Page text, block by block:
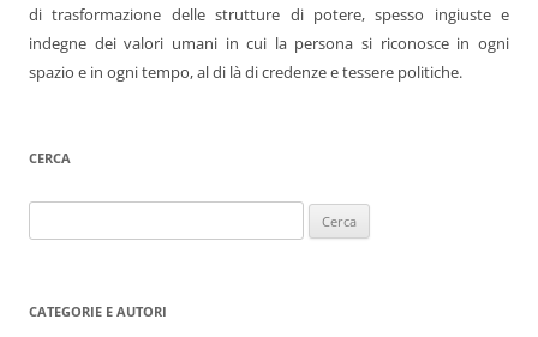
di trasformazione delle strutture di potere, spesso ingiuste e
indegne dei valori umani in cui la persona si riconosce in ogni
spazio e in ogni tempo, al di là di credenze e tessere politiche.
CERCA
per:
CATEGORIE E AUTORI